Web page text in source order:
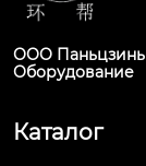
ООО Паньцзинь
Оборудование
Каталог